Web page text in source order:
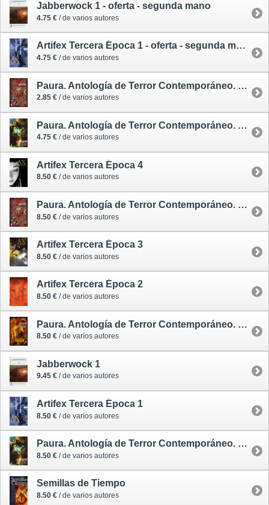
Jabberwock 1 - oferta - segunda mano
4.75 € / de varios autores
Artifex Tercera Época 1 - oferta - segunda mano
4.75 € / de varios autores
Paura. Antología de Terror Contemporáneo. Volumen 3 - oferta - segunda mano
2.85 € / de varios autores
Paura. Antología de Terror Contemporáneo. Volumen 1 - oferta - segunda mano
4.75 € / de varios autores
Artifex Tercera Época 4
8.50 € / de varios autores
Paura. Antología de Terror Contemporáneo. Volumen 3
8.50 € / de varios autores
Artifex Tercera Época 3
8.50 € / de varios autores
Artifex Tercera Época 2
8.50 € / de varios autores
Paura. Antología de Terror Contemporáneo. Volumen 2
8.50 € / de varios autores
Jabberwock 1
9.45 € / de varios autores
Artifex Tercera Época 1
8.50 € / de varios autores
Paura. Antología de Terror Contemporáneo. Volumen 1
8.50 € / de varios autores
Semillas de Tiempo
8.50 € / de varios autores